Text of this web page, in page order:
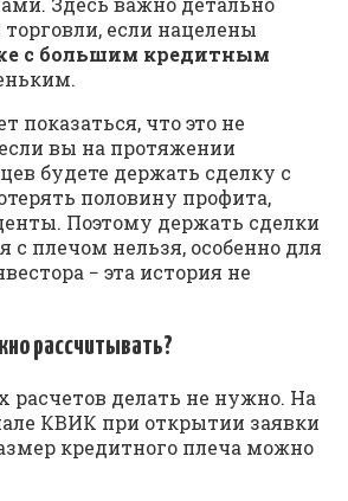
если нацелены
с большим кредитным
показаться, что это не
вы на протяжении
будете держать сделку с
половину профита,
Поэтому держать сделки
с плечом нельзя, особенно для
− эта история не
рассчитывать?
расчетов делать не нужно. На
КВИК при открытии заявки
кредитного плеча можно